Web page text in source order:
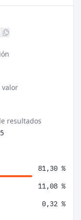
valor
resultados
81,30 %
11,08 %
0,32 %